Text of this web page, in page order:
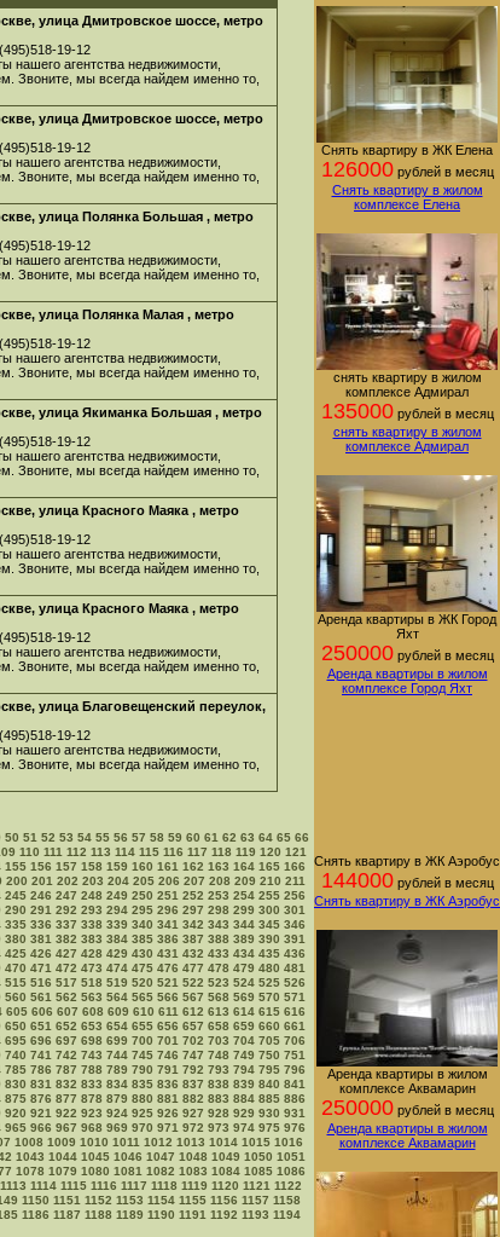
улица Дмитровское шоссе, метро
19-12
нашего агентства недвижимости,
Звоните, мы всегда найдем именно то,
улица Дмитровское шоссе, метро
19-12
нашего агентства недвижимости,
Звоните, мы всегда найдем именно то,
улица Полянка Большая , метро
19-12
нашего агентства недвижимости,
Звоните, мы всегда найдем именно то,
улица Полянка Малая , метро
19-12
нашего агентства недвижимости,
Звоните, мы всегда найдем именно то,
улица Якиманка Большая , метро
19-12
нашего агентства недвижимости,
Звоните, мы всегда найдем именно то,
улица Красного Маяка , метро
19-12
нашего агентства недвижимости,
Звоните, мы всегда найдем именно то,
улица Красного Маяка , метро
19-12
нашего агентства недвижимости,
Звоните, мы всегда найдем именно то,
улица Благовещенский переулок,
19-12
нашего агентства недвижимости,
Звоните, мы всегда найдем именно то,
50 51 52 53 54 55 56 57 58 59 60 61 62 63 64 65 66
110 111 112 113 114 115 116 117 118 119 120 121
155 156 157 158 159 160 161 162 163 164 165 166
200 201 202 203 204 205 206 207 208 209 210 211
245 246 247 248 249 250 251 252 253 254 255 256
290 291 292 293 294 295 296 297 298 299 300 301
335 336 337 338 339 340 341 342 343 344 345 346
380 381 382 383 384 385 386 387 388 389 390 391
425 426 427 428 429 430 431 432 433 434 435 436
470 471 472 473 474 475 476 477 478 479 480 481
515 516 517 518 519 520 521 522 523 524 525 526
560 561 562 563 564 565 566 567 568 569 570 571
605 606 607 608 609 610 611 612 613 614 615 616
650 651 652 653 654 655 656 657 658 659 660 661
695 696 697 698 699 700 701 702 703 704 705 706
740 741 742 743 744 745 746 747 748 749 750 751
785 786 787 788 789 790 791 792 793 794 795 796
830 831 832 833 834 835 836 837 838 839 840 841
875 876 877 878 879 880 881 882 883 884 885 886
920 921 922 923 924 925 926 927 928 929 930 931
965 966 967 968 969 970 971 972 973 974 975 976
1008 1009 1010 1011 1012 1013 1014 1015 1016
1043 1044 1045 1046 1047 1048 1049 1050 1051
1078 1079 1080 1081 1082 1083 1084 1085 1086
1113 1114 1115 1116 1117 1118 1119 1120 1121 1122
1150 1151 1152 1153 1154 1155 1156 1157 1158
1186 1187 1188 1189 1190 1191 1192 1193 1194
Снять квартиру в ЖК Елена
126000рублей в месяц
Снять квартиру в жилом
комплексе Елена
снять квартиру в жилом
комплексе Адмирал
135000рублей в месяц
снять квартиру в жилом
комплексе Адмирал
Аренда квартиры в ЖК Город
Яхт
250000рублей в месяц
Аренда квартиры в жилом
комплексе Город Яхт
Снять квартиру в ЖК Аэробус
144000рублей в месяц
Снять квартиру в ЖК Аэробус
Аренда квартиры в жилом
комплексе Аквамарин
250000рублей в месяц
Аренда квартиры в жилом
комплексе Аквамарин